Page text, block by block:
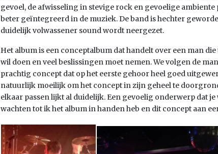
gevoel, de afwisseling in stevige rock en gevoelige ambiente
beter geïntegreerd in de muziek. De band is hechter
duidelijk volwassener sound wordt neergezet.
Het album is een conceptalbum dat handelt over een man
wil doen en veel beslissingen moet nemen. We volgen de
prachtig concept dat op het eerste gehoor heel goed
natuurlijk moeilijk om het concept in zijn geheel te
elkaar passen lijkt al duidelijk. Een gevoelig onderwerp dat
wachten tot ik het album in handen heb en dit concept aan